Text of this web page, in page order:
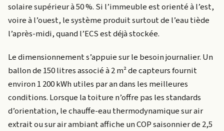
solaire supérieur à 50 %. Si l’immeuble est orienté à l’est,
voire à l’ouest, le système produit surtout de l’eau tiède
l’après-midi, quand l’ECS est déjà stockée.
Le dimensionnement s’appuie sur le besoin journalier. Un
ballon de 150 litres associé à 2 m² de capteurs fournit
environ 1 200 kWh utiles par an dans les meilleures
conditions. Lorsque la toiture n’offre pas les standards
d’orientation, le chauffe-eau thermodynamique sur air
extrait ou sur air ambiant affiche un COP saisonnier de 2,5